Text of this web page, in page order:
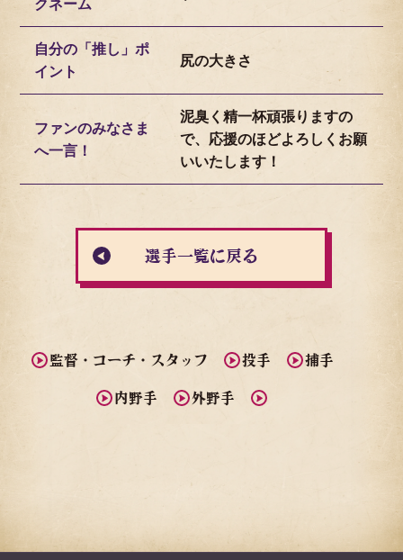
クネーム
自分の「推し」ポ
イント
尻の大きさ
ファンのみなさま
へ一言！
泥臭く精一杯頑張りますの
で、応援のほどよろしくお願
いいたします！
選手一覧に戻る
監督・コーチ・ スタッフ 投手 捕手
内野手 外野手